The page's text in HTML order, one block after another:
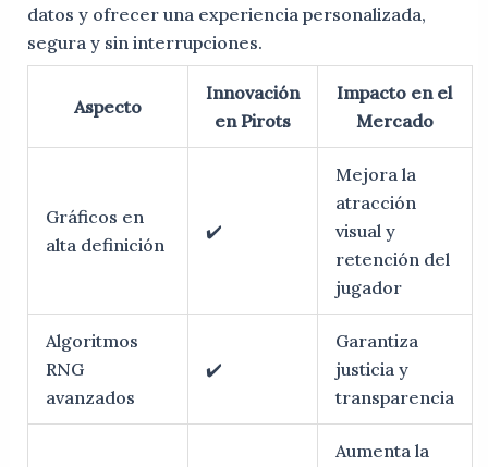
datos y ofrecer una experiencia personalizada,
segura y sin interrupciones.
Aspecto
Innovación
en Pirots
Impacto en el
Mercado
Gráficos en
alta definición
✔️
Mejora la
atracción
visual y
retención del
jugador
Algoritmos
RNG
avanzados
✔️
Garantiza
justicia y
transparencia
Aumenta la